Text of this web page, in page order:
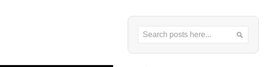
Search